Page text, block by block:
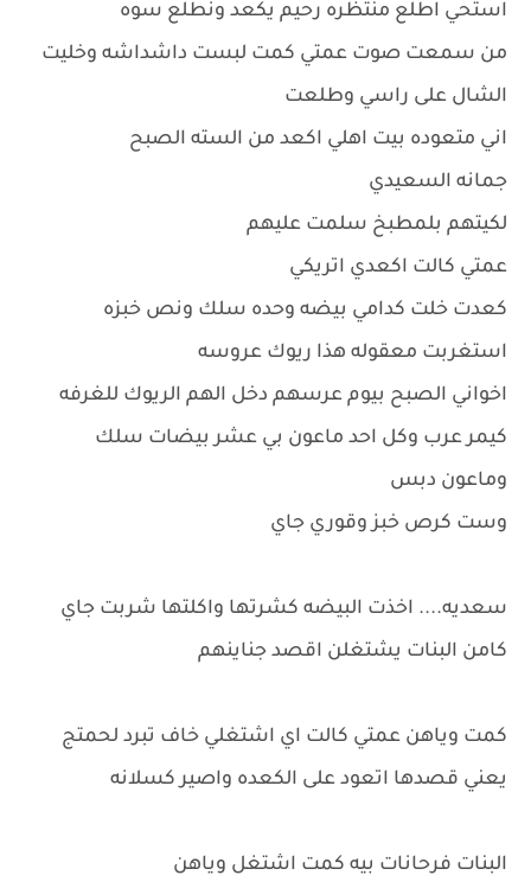
استحي اطلع منتظره رحيم يكعد ونطلع سوه
من سمعت صوت عمتي كمت لبست داشداشه وخليت
الشال على راسي وطلعت
اني متعوده بيت اهلي اكعد من السته الصبح
جمانه السعيدي
لكيتهم بلمطبخ سلمت عليهم
عمتي كالت اكعدي اتريكي
كعدت خلت كدامي بيضه وحده سلك ونص خبزه
استغربت معقوله هذا ريوك عروسه
اخواني الصبح بيوم عرسهم دخل الهم الريوك للغرفه
كيمر عرب وكل احد ماعون بي عشر بيضات سلك
وماعون دبس
وست كرص خبز وقوري جاي
سعديه.... اخذت البيضه كشرتها واكلتها شربت جاي
كامن البنات يشتغلن اقصد جناينهم
كمت وياهن عمتي كالت اي اشتغلي خاف تبرد لحمتج
يعني قصدها اتعود على الكعده واصير كسلانه
البنات فرحانات بيه كمت اشتغل وياهن